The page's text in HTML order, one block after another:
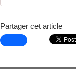
Partager cet article